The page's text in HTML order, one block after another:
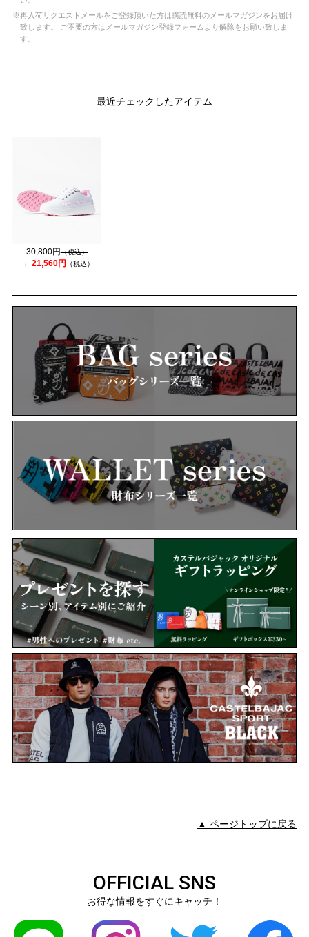
※再入荷リクエストメールをご登録頂いた方は購読無料のメールマガジンをお届け
致します。 ご不要の方はメールマガジン登録フォームより解除をお願い致しま
す。
最近チェックしたアイテム
30,800円（税込）
21,560円 （税込）
▲ ページトップに戻る
OFFICIAL SNS
お得な情報をすぐにキャッチ！